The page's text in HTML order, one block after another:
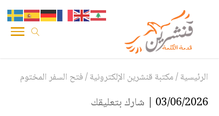
الرئيسية/مكتبة قنشرين الإلكترونية/فتح السفر المختوم
03/06/2026 | شارك بتعليقك